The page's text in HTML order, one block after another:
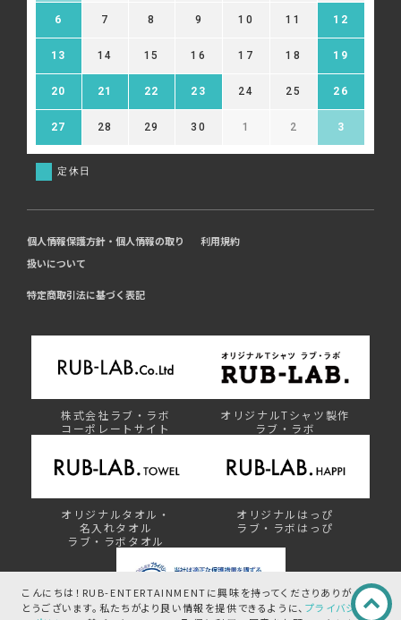
こんにちは！RUB-ENTERTAINMENTに興味を持ってくださりありが
とうございます。 私たちがより良い情報を提供できるように、 プライバシ
6 7 8 9 10 11 12
13 14 15 16 17 18 19
20 21 22 23 24 25 26
27 28 29 30 1 2 3
定休日
個人情報保護方針・個人情報の取り
扱いについて
利用規約
特定商取引法に基づく表記
株式会社ラブ・ラボ
コーポレートサイト
オリジナルTシャツ製作
ラブ・ラボ
オリジナルタオル・
名入れタオル
ラブ・ラボタオル
オリジナルはっぴ
ラブ・ラボはっぴ